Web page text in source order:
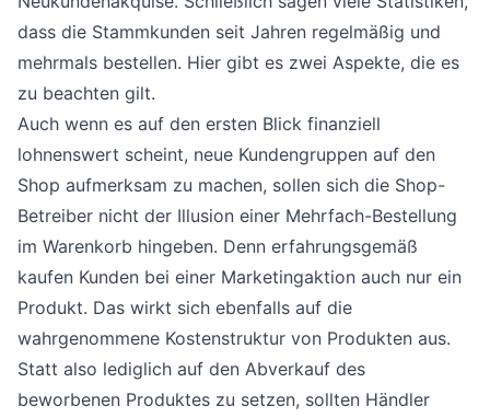
dass die Stammkunden seit Jahren regelmäßig und
mehrmals bestellen. Hier gibt es zwei Aspekte, die es
zu beachten gilt.
Auch wenn es auf den ersten Blick finanziell
lohnenswert scheint, neue Kundengruppen auf den
Shop aufmerksam zu machen, sollen sich die Shop-
Betreiber nicht der Illusion einer Mehrfach-Bestellung
im Warenkorb hingeben. Denn erfahrungsgemäß
kaufen Kunden bei einer Marketingaktion auch nur ein
Produkt. Das wirkt sich ebenfalls auf die
wahrgenommene Kostenstruktur von Produkten aus.
Statt also lediglich auf den Abverkauf des
beworbenen Produktes zu setzen, sollten Händler